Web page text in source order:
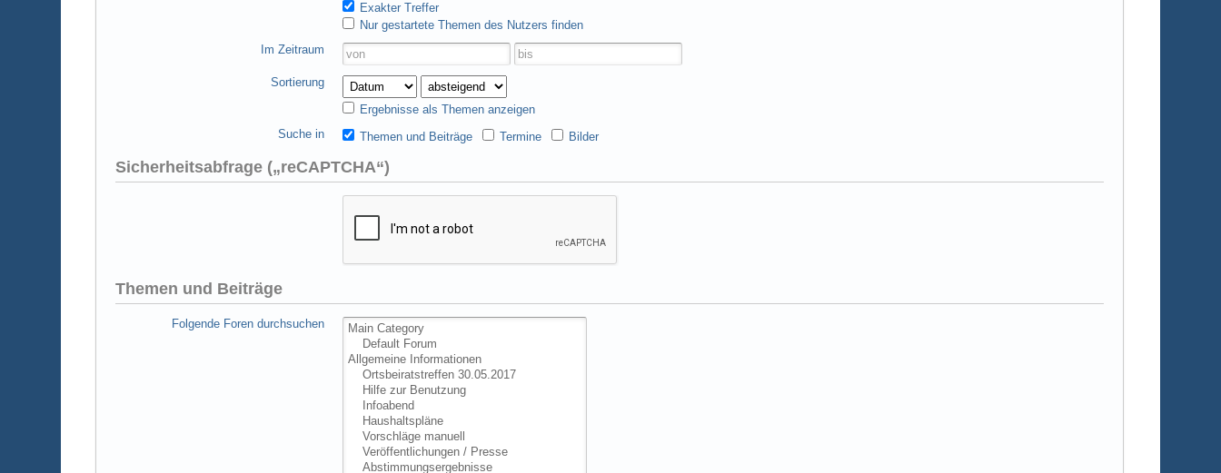
Exakter Treffer
Nur gestartete Themen des Nutzers finden
Im Zeitraum
Sortierung
Ergebnisse als Themen anzeigen
Suche in
Themen und Beiträge Termine Bilder
Sicherheitsabfrage („reCAPTCHA“)
Themen und Beiträge
Folgende Foren durchsuchen